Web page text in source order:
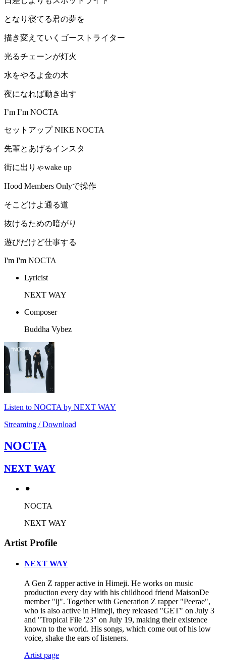
となり寝てる君の夢を
描き変えていくゴーストライター
光るチェーンが灯火
水をやるよ金の木
夜になれば動き出す
I’m I’m NOCTA
セットアップ NIKE NOCTA
先輩とあげるインスタ
街に出りゃwake up
Hood Members Onlyで操作
そこどけよ通る道
抜けるための暗がり
遊びだけど仕事する
I'm I'm NOCTA
Lyricist
NEXT WAY
Composer
Buddha Vybez
Listen to NOCTA by NEXT WAY
Streaming / Download
NOCTA
NEXT WAY
⚫︎
NOCTA
NEXT WAY
Artist Profile
NEXT WAY
A Gen Z rapper active in Himeji. He works on music
production every day with his childhood friend MaisonDe
member "lj". Together with Generation Z rapper "Peerae",
who is also active in Himeji, they released "GET" on July 3
and "Tropical File '23" on July 19, making their existence
known to the world. His songs, which come out of his low
voice, shake the ears of listeners.
Artist page